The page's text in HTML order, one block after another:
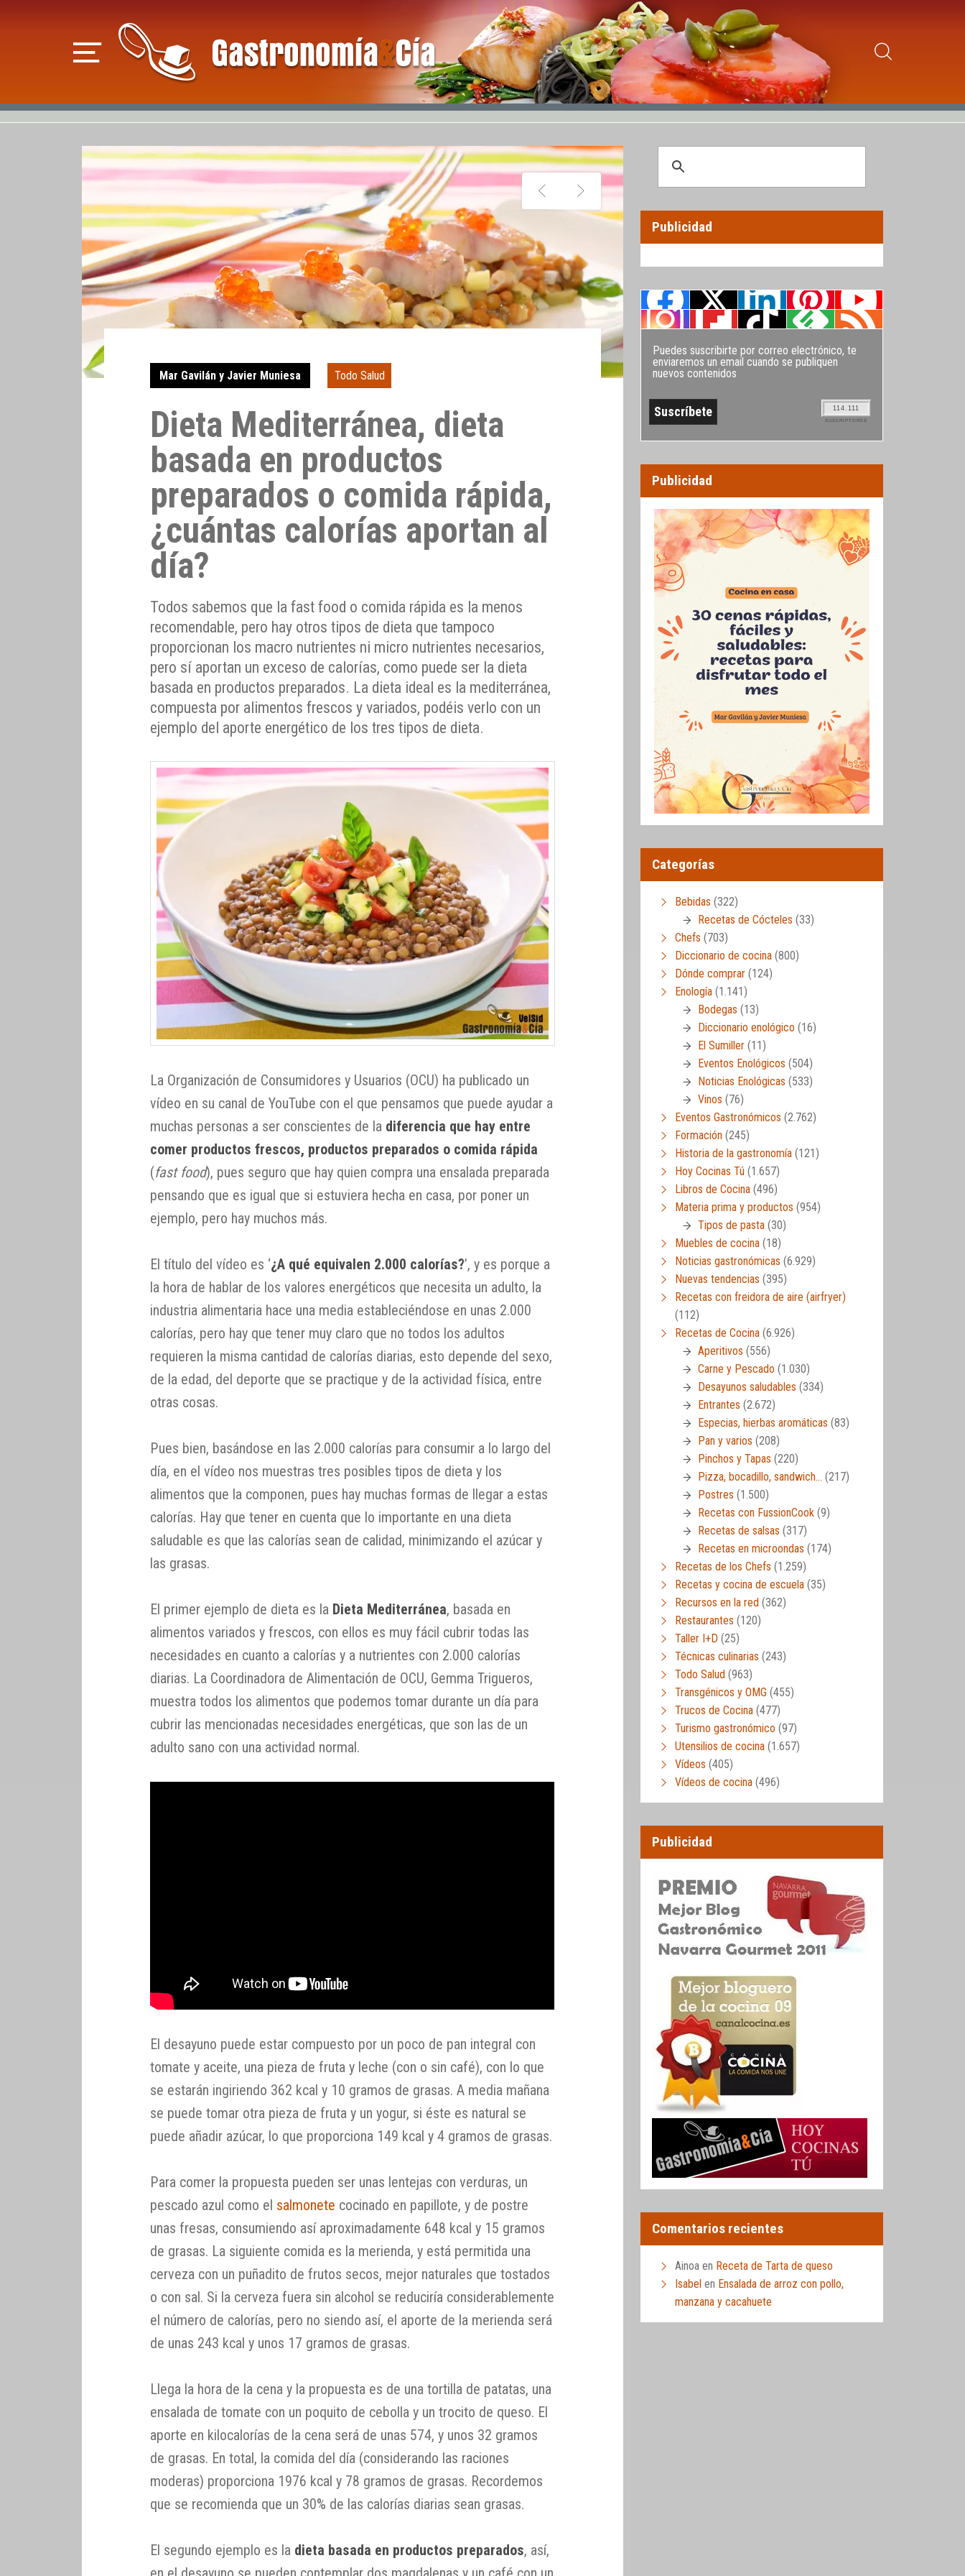
Mar Gavilán y Javier Muniesa Todo Salud
Dieta Mediterránea, dieta
basada en productos
preparados o comida rápida,
¿cuántas calorías aportan al
día?
Todos sabemos que la fast food o comida rápida es la menos
recomendable, pero hay otros tipos de dieta que tampoco
proporcionan los macro nutrientes ni micro nutrientes necesarios,
pero sí aportan un exceso de calorías, como puede ser la dieta
basada en productos preparados. La dieta ideal es la mediterránea,
compuesta por alimentos frescos y variados, podéis verlo con un
ejemplo del aporte energético de los tres tipos de dieta.
La Organización de Consumidores y Usuarios (OCU) ha publicado un
vídeo en su canal de YouTube con el que pensamos que puede ayudar a
muchas personas a ser conscientes de la diferencia que hay entre
comer productos frescos, productos preparados o comida rápida
(fast food), pues seguro que hay quien compra una ensalada preparada
pensando que es igual que si estuviera hecha en casa, por poner un
ejemplo, pero hay muchos más.
El título del vídeo es ‘¿A qué equivalen 2.000 calorías?’, y es porque a
la hora de hablar de los valores energéticos que necesita un adulto, la
industria alimentaria hace una media estableciéndose en unas 2.000
calorías, pero hay que tener muy claro que no todos los adultos
requieren la misma cantidad de calorías diarias, esto depende del sexo,
de la edad, del deporte que se practique y de la actividad física, entre
otras cosas.
Pues bien, basándose en las 2.000 calorías para consumir a lo largo del
día, en el vídeo nos muestras tres posibles tipos de dieta y los
alimentos que la componen, pues hay muchas formas de llegar a estas
calorías. Hay que tener en cuenta que lo importante en una dieta
saludable es que las calorías sean de calidad, minimizando el azúcar y
las grasas.
El primer ejemplo de dieta es la Dieta Mediterránea, basada en
alimentos variados y frescos, con ellos es muy fácil cubrir todas las
necesidades en cuanto a calorías y a nutrientes con 2.000 calorías
diarias. La Coordinadora de Alimentación de OCU, Gemma Trigueros,
muestra todos los alimentos que podemos tomar durante un día para
cubrir las mencionadas necesidades energéticas, que son las de un
adulto sano con una actividad normal.
El desayuno puede estar compuesto por un poco de pan integral con
tomate y aceite, una pieza de fruta y leche (con o sin café), con lo que
se estarán ingiriendo 362 kcal y 10 gramos de grasas. A media mañana
se puede tomar otra pieza de fruta y un yogur, si éste es natural se
puede añadir azúcar, lo que proporciona 149 kcal y 4 gramos de grasas.
Para comer la propuesta pueden ser unas lentejas con verduras, un
pescado azul como el salmonete cocinado en papillote, y de postre
unas fresas, consumiendo así aproximadamente 648 kcal y 15 gramos
de grasas. La siguiente comida es la merienda, y está permitida una
cerveza con un puñadito de frutos secos, mejor naturales que tostados
o con sal. Si la cerveza fuera sin alcohol se reduciría considerablemente
el número de calorías, pero no siendo así, el aporte de la merienda será
de unas 243 kcal y unos 17 gramos de grasas.
Llega la hora de la cena y la propuesta es de una tortilla de patatas, una
ensalada de tomate con un poquito de cebolla y un trocito de queso. El
aporte en kilocalorías de la cena será de unas 574, y unos 32 gramos
de grasas. En total, la comida del día (considerando las raciones
moderas) proporciona 1976 kcal y 78 gramos de grasas. Recordemos
que se recomienda que un 30% de las calorías diarias sean grasas.
El segundo ejemplo es la dieta basada en productos preparados, así,
Publicidad
Puedes suscribirte por correo electrónico, te
enviaremos un email cuando se publiquen
nuevos contenidos
114.111
SUSCRIPTORES
Publicidad
Categorías
Bebidas (322)
Recetas de Cócteles (33)
Chefs (703)
Diccionario de cocina (800)
Dónde comprar (124)
Enología (1.141)
Bodegas (13)
Diccionario enológico (16)
El Sumiller (11)
Eventos Enológicos (504)
Noticias Enológicas (533)
Vinos (76)
Eventos Gastronómicos (2.762)
Formación (245)
Historia de la gastronomía (121)
Hoy Cocinas Tú (1.657)
Libros de Cocina (496)
Materia prima y productos (954)
Tipos de pasta (30)
Muebles de cocina (18)
Noticias gastronómicas (6.929)
Nuevas tendencias (395)
Recetas con freidora de aire (airfryer)
(112)
Recetas de Cocina (6.926)
Aperitivos (556)
Carne y Pescado (1.030)
Desayunos saludables (334)
Entrantes (2.672)
Especias, hierbas aromáticas (83)
Pan y varios (208)
Pinchos y Tapas (220)
Pizza, bocadillo, sandwich… (217)
Postres (1.500)
Recetas con FussionCook (9)
Recetas de salsas (317)
Recetas en microondas (174)
Recetas de los Chefs (1.259)
Recetas y cocina de escuela (35)
Recursos en la red (362)
Restaurantes (120)
Taller I+D (25)
Técnicas culinarias (243)
Todo Salud (963)
Transgénicos y OMG (455)
Trucos de Cocina (477)
Turismo gastronómico (97)
Utensilios de cocina (1.657)
Vídeos (405)
Vídeos de cocina (496)
Publicidad
Comentarios recientes
Ainoa en Receta de Tarta de queso
Isabel en Ensalada de arroz con pollo,
manzana y cacahuete